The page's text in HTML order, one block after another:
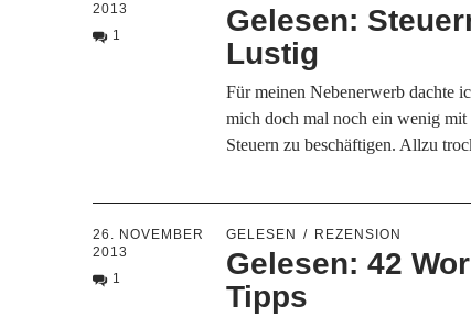
2013
1
Gelesen:
Lustig
Für meinen Nebenerwerb dachte
mich doch mal noch ein wenig mit
Steuern zu beschäftigen. Allzu
26. NOVEMBER
2013
1
GELESEN REZENSION
Gelesen: 42
Tipps